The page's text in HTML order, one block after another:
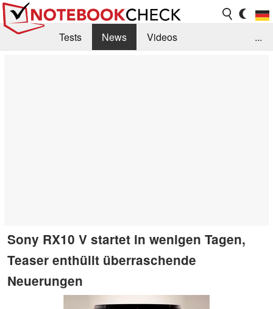
Tests News
Videos
...
Sony RX10 V startet in wenigen Tagen,
Teaser enthüllt überraschende
Neuerungen